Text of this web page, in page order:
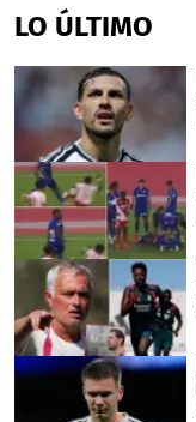
of
1
31
seconds
LO ÚLTIMO